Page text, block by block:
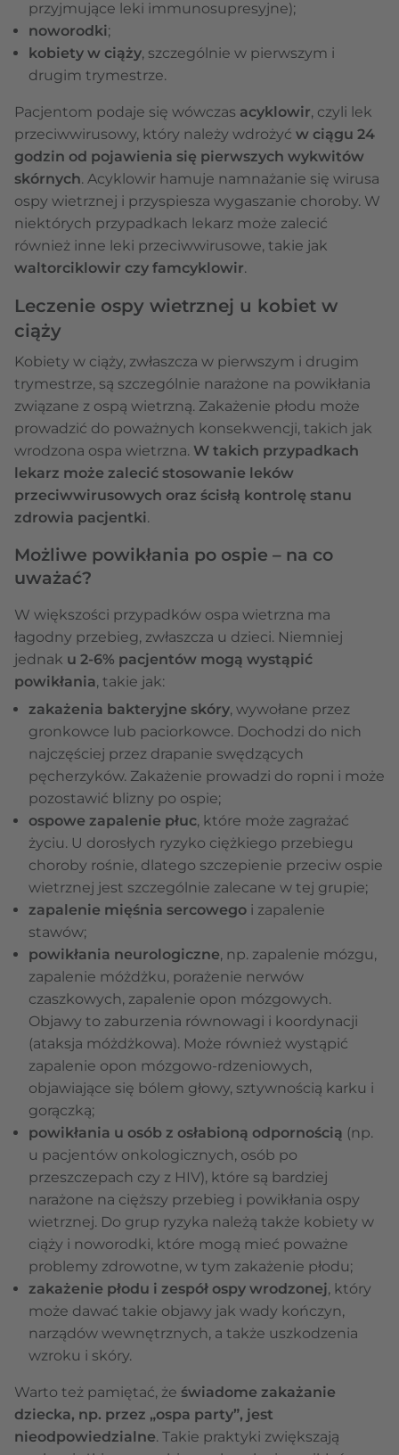
przyjmujące leki immunosupresyjne);
noworodki;
kobiety w ciąży, szczególnie w pierwszym i
drugim trymestrze.
Pacjentom podaje się wówczas acyklowir, czyli lek
przeciwwirusowy, który należy wdrożyć w ciągu 24
godzin od pojawienia się pierwszych wykwitów
skórnych. Acyklowir hamuje namnażanie się wirusa
ospy wietrznej i przyspiesza wygaszanie choroby. W
niektórych przypadkach lekarz może zalecić
również inne leki przeciwwirusowe, takie jak
waltorciklowir czy famcyklowir.
Leczenie ospy wietrznej u kobiet w
ciąży
Kobiety w ciąży, zwłaszcza w pierwszym i drugim
trymestrze, są szczególnie narażone na powikłania
związane z ospą wietrzną. Zakażenie płodu może
prowadzić do poważnych konsekwencji, takich jak
wrodzona ospa wietrzna. W takich przypadkach
lekarz może zalecić stosowanie leków
przeciwwirusowych oraz ścisłą kontrolę stanu
zdrowia pacjentki.
Możliwe powikłania po ospie – na co
uważać?
W większości przypadków ospa wietrzna ma
łagodny przebieg, zwłaszcza u dzieci. Niemniej
jednak u 2-6% pacjentów mogą wystąpić
powikłania, takie jak:
zakażenia bakteryjne skóry, wywołane przez
gronkowce lub paciorkowce. Dochodzi do nich
najczęściej przez drapanie swędzących
pęcherzyków. Zakażenie prowadzi do ropni i może
pozostawić blizny po ospie;
ospowe zapalenie płuc, które może zagrażać
życiu. U dorosłych ryzyko ciężkiego przebiegu
choroby rośnie, dlatego szczepienie przeciw ospie
wietrznej jest szczególnie zalecane w tej grupie;
zapalenie mięśnia sercowego i zapalenie
stawów;
powikłania neurologiczne, np. zapalenie mózgu,
zapalenie móżdżku, porażenie nerwów
czaszkowych, zapalenie opon mózgowych.
Objawy to zaburzenia równowagi i koordynacji
(ataksja móżdżkowa). Może również wystąpić
zapalenie opon mózgowo-rdzeniowych,
objawiające się bólem głowy, sztywnością karku i
gorączką;
powikłania u osób z osłabioną odpornością (np.
u pacjentów onkologicznych, osób po
przeszczepach czy z HIV), które są bardziej
narażone na cięższy przebieg i powikłania ospy
wietrznej. Do grup ryzyka należą także kobiety w
ciąży i noworodki, które mogą mieć poważne
problemy zdrowotne, w tym zakażenie płodu;
zakażenie płodu i zespół ospy wrodzonej, który
może dawać takie objawy jak wady kończyn,
narządów wewnętrznych, a także uszkodzenia
wzroku i skóry.
Warto też pamiętać, że świadome zakażanie
dziecka, np. przez „ospa party”, jest
nieodpowiedzialne. Takie praktyki zwiększają